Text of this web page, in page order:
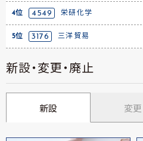
4位 4549 栄研化学
5位 3176 三洋貿易
新設・変更・廃止
新設 変更